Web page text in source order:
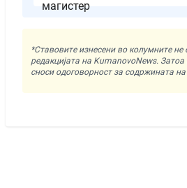
*Ставовите изнесени во колумните не
редакцијата на KumanovoNews.
сноси одоговорност за содржината на